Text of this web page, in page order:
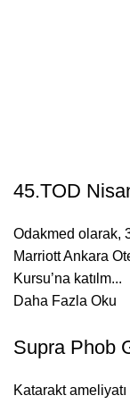
45.TOD
Odakmed olarak,
Marriott Ankara
Kursu’na katılm...
Daha Fazla Oku
Supra Phob
Katarakt